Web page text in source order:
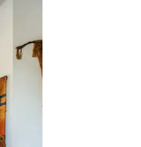
o dedo na tela.